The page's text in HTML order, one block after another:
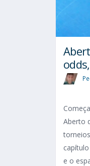
Aberto
e o